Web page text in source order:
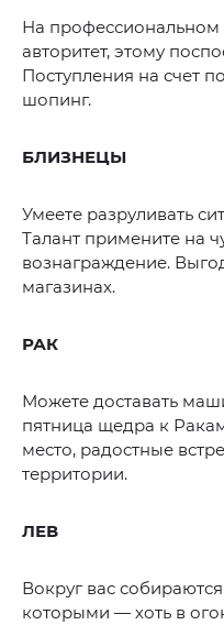
На
авторитет, этому
Поступления на счет
шопинг.
БЛИЗНЕЦЫ
Умеете разруливать
Талант примените на
вознаграждение.
магазинах.
РАК
Можете доставать
пятница щедра к
место, радостные
территории.
ЛЕВ
Вокруг вас
которыми — хоть в